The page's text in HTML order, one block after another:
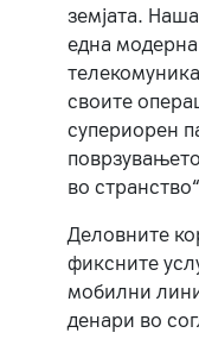
земјата.
една
своите
супериорен
во
Деловните
фиксните
мобилни
денари во